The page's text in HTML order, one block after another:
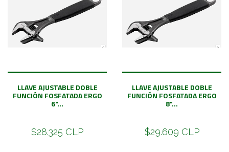
LLAVE AJUSTABLE DOBLE
FUNCIÓN FOSFATADA ERGO
6"...
$28.325 CLP
LLAVE AJUSTABLE DOBLE
FUNCIÓN FOSFATADA ERGO
8"...
$29.609 CLP